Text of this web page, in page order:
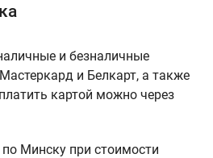
и безналичные
и Белкарт, а также
картой можно через
Минску при стоимости